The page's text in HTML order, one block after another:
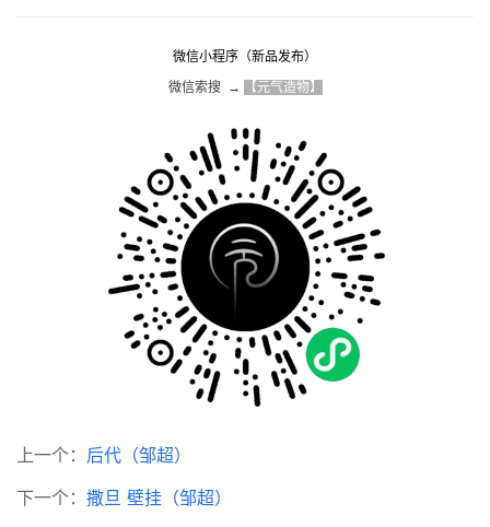
微信小程序（新品发布）
微信索搜  → 【元气造物】
上一个： 后代（邹超）
下一个： 撒旦 壁挂（邹超）